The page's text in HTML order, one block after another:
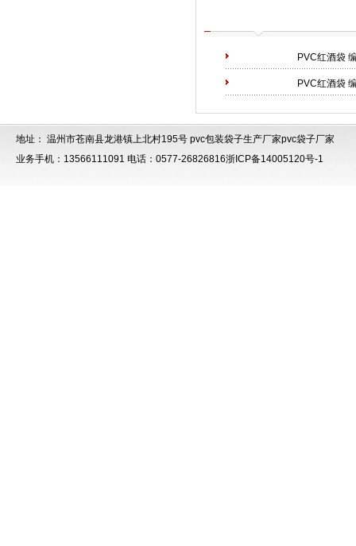
PVC红酒袋
PVC红酒袋
地址： 温州市苍南县龙港镇上北村195号 pvc包装袋子生产厂家pvc袋子厂家
业务手机：13566111091 电话：0577-26826816浙ICP备14005120号-1